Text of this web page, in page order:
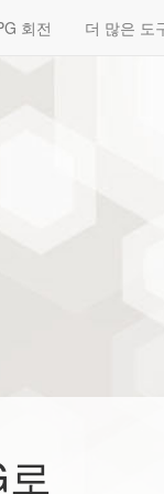
회전 더 많은 도